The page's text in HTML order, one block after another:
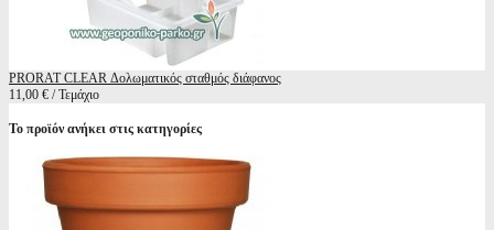
PRORAT CLEAR Δολωματικός σταθμός διάφανος
11,00 € / Τεμάχιο
Το προϊόν ανήκει στις κατηγορίες